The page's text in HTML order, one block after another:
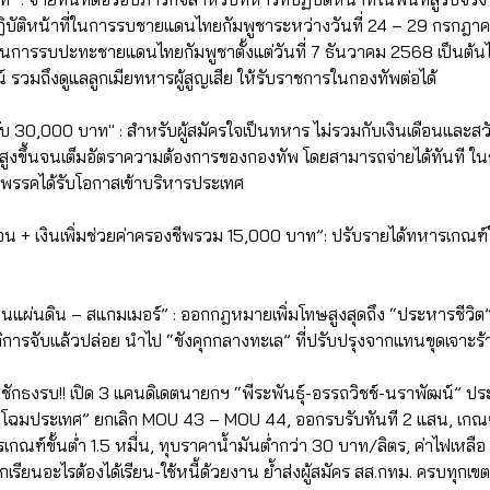
ติหน้าที่ในการรบชายแดนไทยกัมพูชาระหว่างวันที่ 24 – 29 กรกฎา
ารรบปะทะชายแดนไทยกัมพูชาตั้งแต่วันที่ 7 ธันวาคม 2568 เป็นต้น
วมถึงดูแลลูกเมียทหารผู้สูญเสีย ให้รับราชการในกองทัพต่อได้
30,000 บาท" : สำหรับผู้สมัครใจเป็นทหาร ไม่รวมกับเงินเดือนและส
งขึ้นจนเต็มอัตราความต้องการของกองทัพ โดยสามารถจ่ายได้ทันที ใ
รคได้รับโอกาสเข้าบริหารประเทศ
+ เงินเพิ่มช่วยค่าครองชีพรวม 15,000 บาท”: ปรับรายได้ทหารเกณ
นแผ่นดิน – สแกมเมอร์” : ออกกฎหมายเพิ่มโทษสูงสุดถึง “ประหารชีวิ
ารจับแล้วปล่อย นำไป “ขังคุกกลางทะเล” ที่ปรับปรุงจากแทนขุดเจาะร้
ชักธงรบ!! เปิด 3 แคนดิเดตนายกฯ “พีระพันธุ์-อรรถวิชช์-นราพัฒน์” ป
ฉมประเทศ” ยกเลิก MOU 43 – MOU 44, ออกรบรับทันที 2 แสน, เก
กณฑ์ขั้นต่ำ 1.5 หมื่น, ทุบราคาน้ำมันต่ำกว่า 30 บาท/ลิตร, ค่าไฟเหลื
เรียนอะไรต้องได้เรียน-ใช้หนี้ด้วยงาน ย้ำส่งผู้สมัคร สส.กทม. ครบทุกเขต